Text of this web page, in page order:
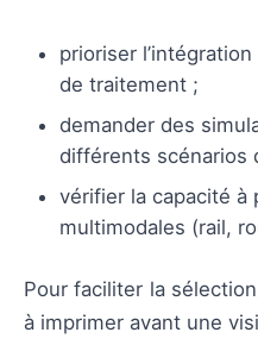
prioriser
de traitement ;
demander des
différents scénarios
vérifier la capacité à
multimodales (rail,
Pour faciliter la
à imprimer avant une